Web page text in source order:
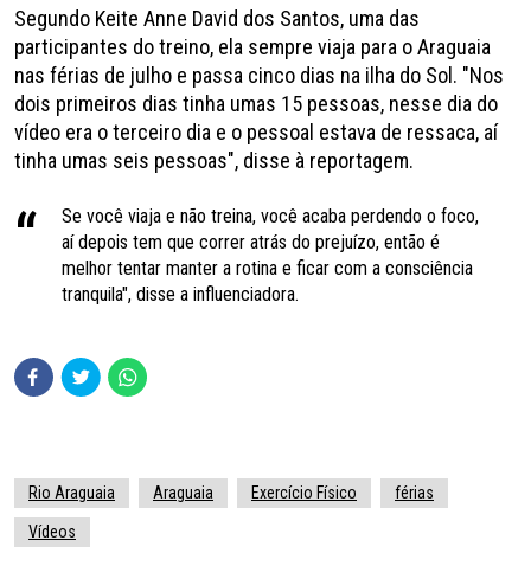
Segundo Keite Anne David dos Santos, uma das
participantes do treino, ela sempre viaja para o Araguaia
nas férias de julho e passa cinco dias na ilha do Sol. "Nos
dois primeiros dias tinha umas 15 pessoas, nesse dia do
vídeo era o terceiro dia e o pessoal estava de ressaca, aí
tinha umas seis pessoas", disse à reportagem.
Se você viaja e não treina, você acaba perdendo o foco,
aí depois tem que correr atrás do prejuízo, então é
melhor tentar manter a rotina e ficar com a consciência
tranquila", disse a influenciadora.
Rio Araguaia Araguaia Exercício Físico férias
Vídeos